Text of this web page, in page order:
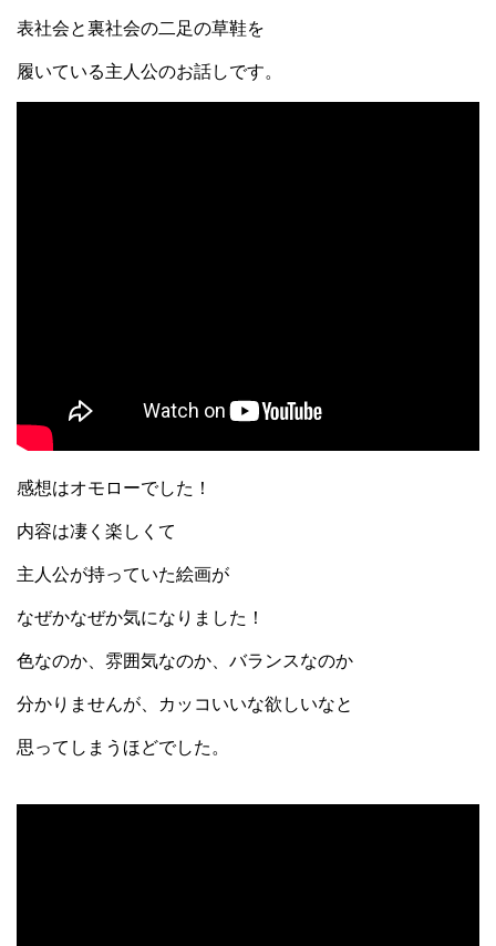
表社会と裏社会の二足の草鞋を
履いている主人公のお話しです。
感想はオモローでした！
内容は凄く楽しくて
主人公が持っていた絵画が
なぜかなぜか気になりました！
色なのか、雰囲気なのか、バランスなのか
分かりませんが、カッコいいな欲しいなと
思ってしまうほどでした。